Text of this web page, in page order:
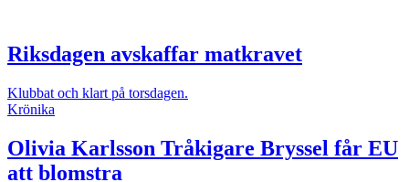
Riksdagen avskaffar matkravet
Klubbat och klart på torsdagen.
Krönika
Olivia Karlsson Tråkigare Bryssel får EU
att blomstra